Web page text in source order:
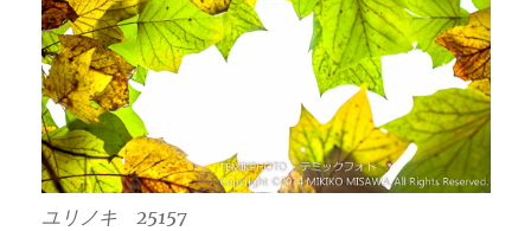
ユリノキ 25157